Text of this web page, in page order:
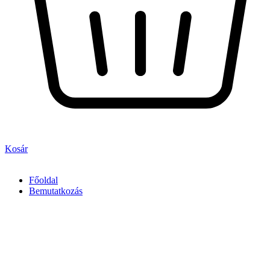
Kosár
Főoldal
Bemutatkozás